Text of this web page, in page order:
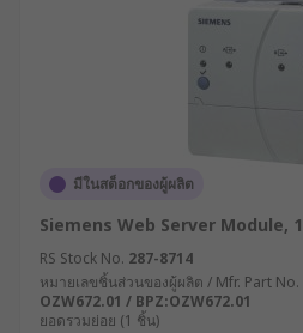
มีในสต็อกของผู้ผลิต
Siemens Web Server Module,
RS Stock No. 287-8714
หมายเลขชิ้นส่วนของผู้ผลิต / Mfr. Part No.
OZW672.01 / BPZ:OZW672.01
ยอดรวมย่อย (1 ชิ้น)